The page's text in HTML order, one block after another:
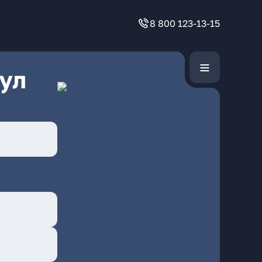
8 800 123-13-15